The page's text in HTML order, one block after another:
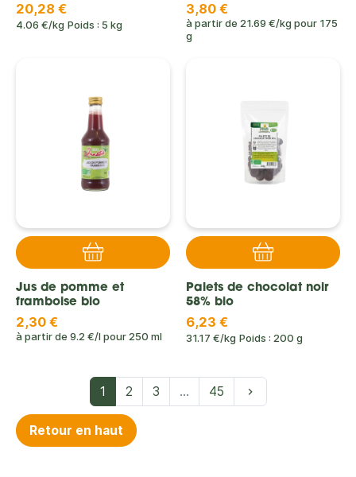
20,28 €
4.06 €/kg Poids : 5 kg
3,80 €
à partir de 21.69 €/kg pour 175
g
Jus de pomme et
framboise bio
2,30 €
à partir de 9.2 €/l pour250 ml
Palets de chocolat noir
58% bio
6,23 €
31.17 €/kg Poids : 200 g
1 2 3 … 45 keyboard_arrow_right
Retour en haut